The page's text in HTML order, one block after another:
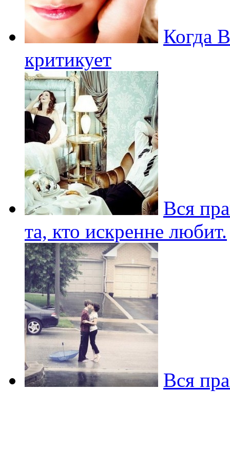
Когда
критикует
Вся
та, кто искренне любит.
Вся